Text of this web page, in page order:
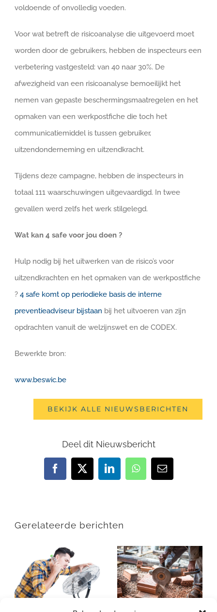
voldoende of onvolledig voeden.
Voor wat betreft de risicoanalyse die uitgevoerd moet
worden door de gebruikers, hebben de inspecteurs een
verbetering vastgesteld: van 40 naar 30%. De
afwezigheid van een risicoanalyse bemoeilijkt het
nemen van gepaste beschermingsmaatregelen en het
opmaken van een werkpostfiche die toch het
communicatiemiddel is tussen gebruiker,
uitzendonderneming en uitzendkracht.
Tijdens deze campagne, hebben de inspecteurs in
totaal 111 waarschuwingen uitgevaardigd. In twee
gevallen werd zelfs het werk stilgelegd.
Wat kan 4 safe voor jou doen ?
Hulp nodig bij het uitwerken van de risico’s voor
uitzendkrachten en het opmaken van de werkpostfiche
? 4 safe komt op periodieke basis de interne
preventieadviseur bijstaan bij het uitvoeren van zijn
opdrachten vanuit de welzijnswet en de CODEX.
Bewerkte bron:
www.beswic.be
BEKIJK ALLE NIEUWSBERICHTEN
Deel dit Nieuwsbericht
Facebook
X LinkedInWhatsApp
E-
mail
Gerelateerde berichten